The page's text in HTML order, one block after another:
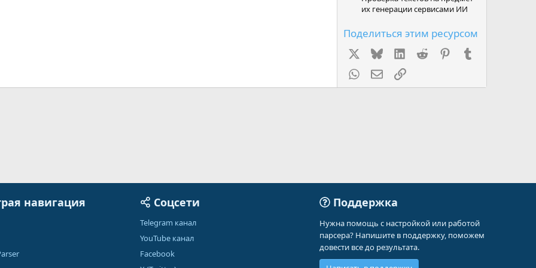
их генерации сервисами ИИ
Поделиться этим ресурсом
BlueskyLinkedInReddit Pinterest
WhatsAppЭлектронная почта
Ссылка
навигация Соцсети
Telegram канал
YouTube канал
Facebook
Поддержка
Нужна помощь с настройкой или работой
парсера? Напишите в поддержку, поможем
довести все до результата.